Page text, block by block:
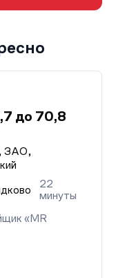
до 70,8
ЗАО,
22
минуты
«MR